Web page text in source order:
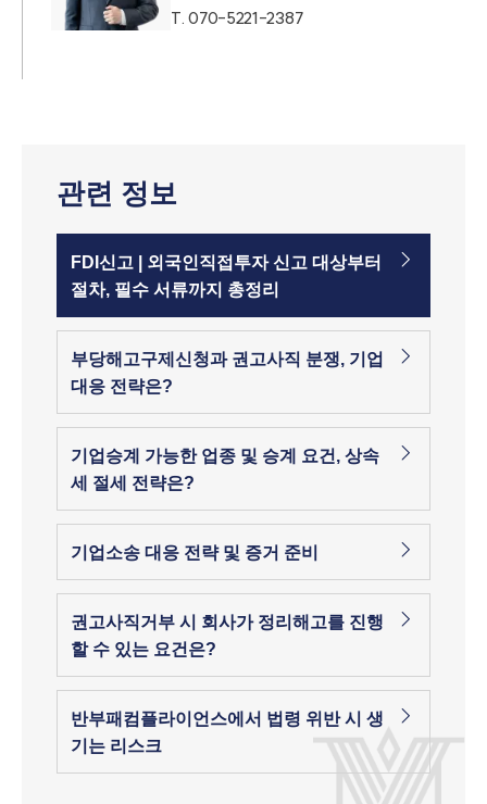
T.070-5221-2387
관련 정보
FDI신고 | 외국인직접투자 신고 대상부터
절차, 필수 서류까지 총정리
부당해고구제신청과 권고사직 분쟁, 기업
대응 전략은?
기업승계 가능한 업종 및 승계 요건, 상속
세 절세 전략은?
기업소송 대응 전략 및 증거 준비
권고사직거부 시 회사가 정리해고를 진행
할 수 있는 요건은?
반부패컴플라이언스에서 법령 위반 시 생
기는 리스크